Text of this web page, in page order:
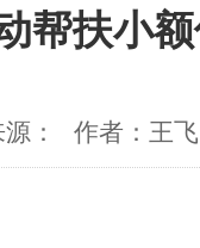
帮扶小
： 作者：王